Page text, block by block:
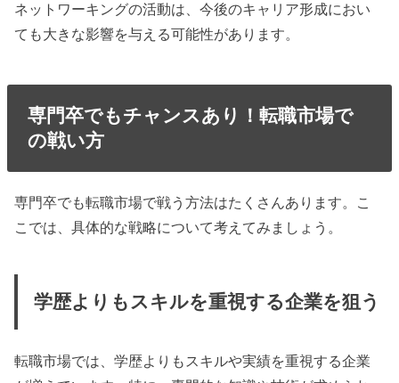
ネットワーキングの活動は、今後のキャリア形成におい
ても大きな影響を与える可能性があります。
専門卒でもチャンスあり！転職市場で
の戦い方
専門卒でも転職市場で戦う方法はたくさんあります。こ
こでは、具体的な戦略について考えてみましょう。
学歴よりもスキルを重視する企業を狙う
転職市場では、学歴よりもスキルや実績を重視する企業